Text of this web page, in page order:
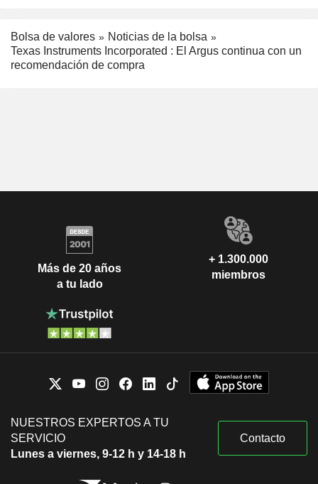
Bolsa de valores
Noticias de la bolsa
Texas Instruments Incorporated : El Argus continua con un
recomendación de compra
Más de 20 años
a tu lado
+ 1.300.000
miembros
NUESTROS EXPERTOS A TU
SERVICIO
Lunes a viernes, 9-12 h y 14-18 h
Contacto